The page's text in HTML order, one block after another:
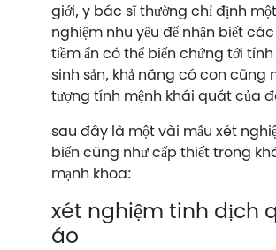
giới, y bác sĩ thường chỉ định
nghiệm nhu yếu để nhận biết
tiềm ẩn có thể biến chứng tới
sinh sản, khả năng có con cũng
tượng tính mệnh khái quát của
sau đây là một vài mẫu xét
biến cũng như cấp thiết trong
mạnh khoa:
xét nghiệm tinh dịch
áo